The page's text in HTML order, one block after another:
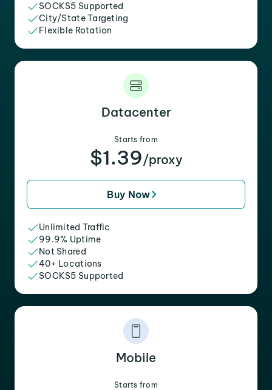
SOCKS5 Supported
City/State Targeting
Flexible Rotation
Datacenter
Starts from
$1.39/proxy
Buy Now
Unlimited Traffic
99.9% Uptime
Not Shared
40+ Locations
SOCKS5 Supported
Mobile
Starts from